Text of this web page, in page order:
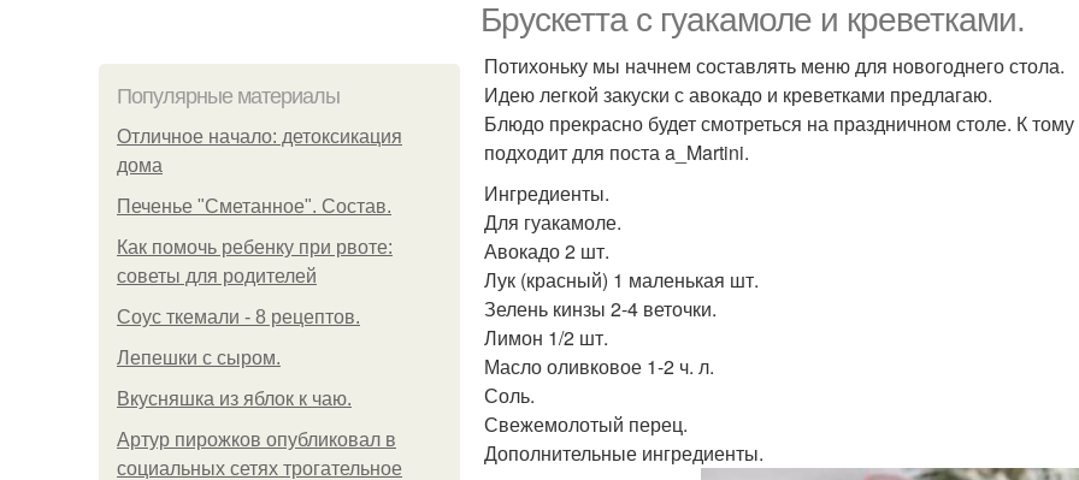
Брускетта с гуакамоле и креветками.
Популярные материалы
Отличное начало: детоксикация
дома
Печенье "Сметанное". Состав.
Как помочь ребенку при рвоте:
советы для родителей
Соус ткемали - 8 рецептов.
Лепешки с сыром.
Вкусняшка из яблок к чаю.
Артур пирожков опубликовал в
социальных сетях трогательное
Потихоньку мы начнем составлять меню для новогоднего стола.
Идею легкой закуски с авокадо и креветками предлагаю.
Блюдо прекрасно будет смотреться на праздничном столе. К
подходит для поста a_Martini.
Ингредиенты.
Для гуакамоле.
Авокадо 2 шт.
Лук (красный) 1 маленькая шт.
Зелень кинзы 2-4 веточки.
Лимон 1/2 шт.
Масло оливковое 1-2 ч. л.
Соль.
Свежемолотый перец.
Дополнительные ингредиенты.